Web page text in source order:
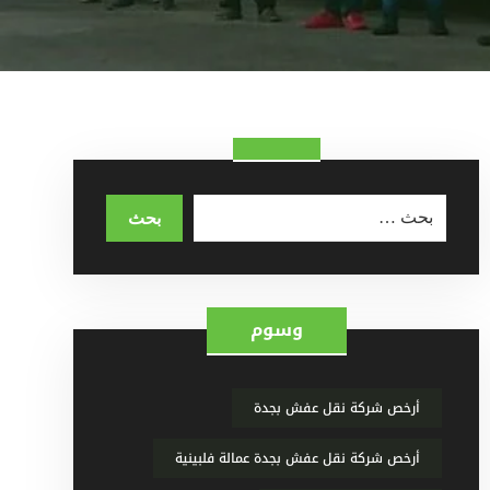
وسوم
أرخص شركة نقل عفش بجدة
أرخص شركة نقل عفش بجدة عمالة فلبينية